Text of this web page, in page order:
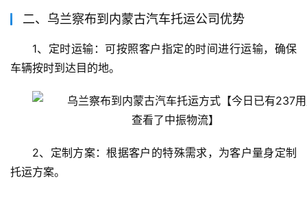
二、乌兰察布到内蒙古汽车托运公司优势
1、定时运输：可按照客户指定的时间进行运输，确保
车辆按时到达目的地。
2、定制方案：根据客户的特殊需求，为客户量身定制
托运方案。